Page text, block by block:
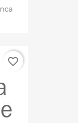
favorite_border